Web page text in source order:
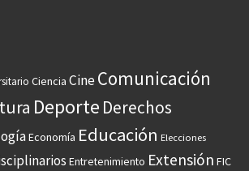
Ciencia CineComunicación
Deporte Derechos
Economía Educación Elecciones
Entretenimiento Extensión FIC